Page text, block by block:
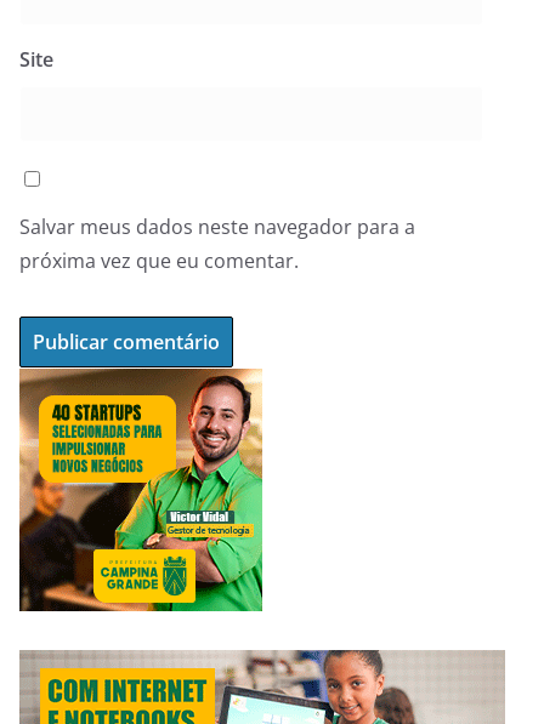
Site
Salvar meus dados neste navegador para a
próxima vez que eu comentar.